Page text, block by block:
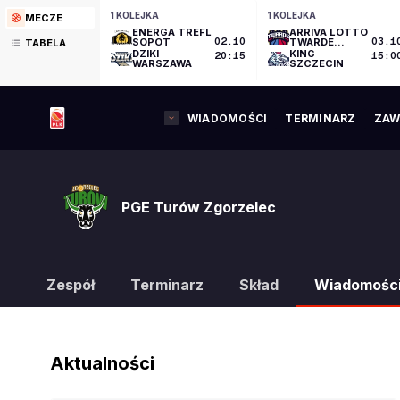
MECZE
TABELA
1 KOLEJKA
ENERGA TREFL
SOPOT
DZIKI
WARSZAWA
02.10
20:15
1 KOLEJKA
ARRIVA LOTTO
TWARDE
PIERNIKI
TORUŃ
KING
SZCZECIN
WIADOMOŚCI TERMINARZ
PGE Turów Zgorzelec
Zespół Terminarz Skład
Aktualności